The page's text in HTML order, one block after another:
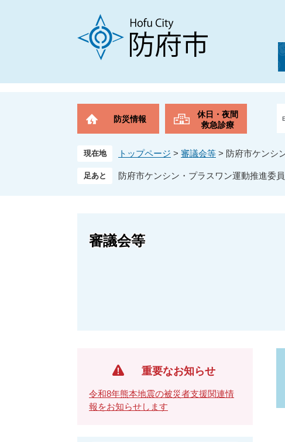
で
ば
防災情報
休日・夜間
救急診療
e
カ
現在地 トップページ > 審議会等 > 防府市ケンシ
防府市ケンシン・プラスワン運動推進委
審議会等
重要なお知らせ
令和8年熊本地震の被災者支援関連情
報をお知らせします